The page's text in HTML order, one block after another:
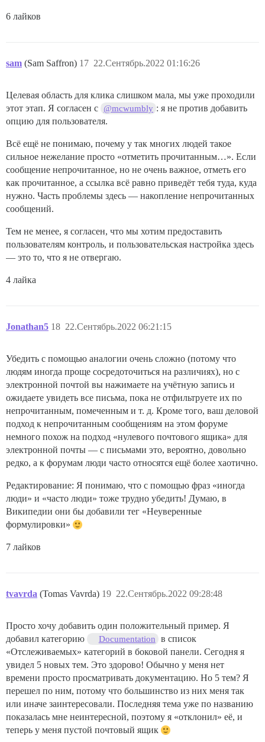
6 лайков
sam (Sam Saffron) 22.Сентябрь.2022 01:16:26
17
Целевая область для клика слишком мала, мы уже проходили
этот этап. Я согласен с @mcwumbly : я не против добавить
опцию для пользователя.
Всё ещё не понимаю, почему у так многих людей такое
сильное нежелание просто «отметить прочитанным…». Если
сообщение непрочитанное, но не очень важное, отметь его
как прочитанное, а ссылка всё равно приведёт тебя туда, куда
нужно. Часть проблемы здесь — накопление непрочитанных
сообщений.
Тем не менее, я согласен, что мы хотим предоставить
пользователям контроль, и пользовательская настройка здесь
— это то, что я не отвергаю.
4 лайка
Jonathan5 22.Сентябрь.2022 06:21:15
18
Убедить с помощью аналогии очень сложно (потому что
людям иногда проще сосредоточиться на различиях), но с
электронной почтой вы нажимаете на учётную запись и
ожидаете увидеть все письма, пока не отфильтруете их по
непрочитанным, помеченным и т. д. Кроме того, ваш деловой
подход к непрочитанным сообщениям на этом форуме
немного похож на подход «нулевого почтового ящика» для
электронной почты — с письмами это, вероятно, довольно
редко, а к форумам люди часто относятся ещё более хаотично.
Редактирование: Я понимаю, что с помощью фраз «иногда
люди» и «часто люди» тоже трудно убедить! Думаю, в
Википедии они бы добавили тег «Неуверенные
формулировки»
7 лайков
tvavrda (Tomas Vavrda) 22.Сентябрь.2022 09:28:48
19
Просто хочу добавить один положительный пример. Я
добавил категорию
Documentation
в список
«Отслеживаемых» категорий в боковой панели. Сегодня я
увидел 5 новых тем. Это здорово! Обычно у меня нет
времени просто просматривать документацию. Но 5 тем? Я
перешел по ним, потому что большинство из них меня так
или иначе заинтересовали. Последняя тема уже по названию
показалась мне неинтересной, поэтому я «отклонил» её, и
теперь у меня пустой почтовый ящик